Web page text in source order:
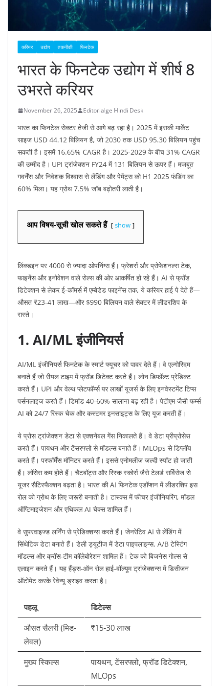
करियर उद्योग तकनीकी फिनटेक
भारत के फिनटेक उद्योग में शीर्ष 8
उभरते करियर
November 26, 2025 Editorialge Hindi Desk
भारत का फिनटेक सेक्टर तेजी से आगे बढ़ रहा है। 2025 में इसकी मार्केट
साइज USD 44.12 बिलियन है, जो 2030 तक USD 95.30 बिलियन पहुंच
सकती है। इसमें 16.65% CAGR है। 2025-2029 के बीच 31% CAGR
की उम्मीद है। UPI ट्रांजेक्शन FY24 में 131 बिलियन से ऊपर हैं। मजबूत
गवर्नेंस और निवेशक विश्वास से लेंडिंग और पेमेंट्स को H1 2025 फंडिंग का
60% मिला। यह ग्रोथ 7.5% जॉब बढ़ोतरी लाती है।
आप विषय-सूची खोल सकते हैं show
लिंक्डइन पर 4000 से ज्यादा ओपनिंग्स हैं। फ्रेशर्स और प्रोफेशनल्स टेक,
फाइनेंस और इनोवेशन वाले रोल्स की ओर आकर्षित हो रहे हैं। AI से फ्रॉड
डिटेक्शन से लेकर ई-कॉमर्स में एम्बेडेड फाइनेंस तक, ये करियर हाई पे देते हैं—
औसत ₹23-41 लाख—और $990 बिलियन वाले सेक्टर में लीडरशिप के
रास्ते।​
1. AI/ML इंजीनियर्स
AI/ML इंजीनियर्स फिनटेक के स्मार्ट फ्यूचर को पावर देते हैं। वे एल्गोरिदम
बनाते हैं जो रीयल टाइम में फ्रॉड डिटेक्ट करते हैं। लोन डिफॉल्ट प्रेडिक्ट
करते हैं। UPI और वेल्थ प्लेटफॉर्म्स पर लाखों यूजर्स के लिए इनवेस्टमेंट टिप्स
पर्सनलाइज करते हैं। डिमांड 40-60% सालाना बढ़ रही है। पेटीएम जैसी फर्म्स
AI को 24/7 रिस्क चेक और कस्टमर इनसाइट्स के लिए यूज करती हैं।​
ये प्रोस ट्रांजेक्शन डेटा से एक्शनेबल गेंस निकालते हैं। वे डेटा प्रीप्रोसेस
करते हैं। पायथन और टेंसरफ्लो से मॉडल्स बनाते हैं। MLOps से डिप्लॉय
करते हैं। परफॉर्मेंस मॉनिटर करते हैं। इससे एनोमलीज जल्दी स्पॉट हो जाती
हैं। लॉसेस कम होते हैं। चैटबॉट्स और रिस्क स्कोर्स जैसे टेलर्ड सर्विसेज से
यूजर सैटिस्फैक्शन बढ़ता है। भारत की AI फिनटेक एडॉप्शन में लीडरशिप इस
रोल को ग्रोथ के लिए जरूरी बनाती है। टास्क्स में फीचर इंजीनियरिंग, मॉडल
ऑप्टिमाइजेशन और एथिकल AI चेक्स शामिल हैं।​
वे सुपरवाइज्ड लर्निंग से प्रेडिक्शन्स करते हैं। जेनरेटिव AI से लेंडिंग में
सिंथेटिक डेटा बनाते हैं। डेली ड्यूटीज में डेटा पाइपलाइन्स, A/B टेस्टिंग
मॉडल्स और क्रॉस-टीम कॉलेबोरेशन शामिल हैं। टेक को बिजनेस गोल्स से
एलाइन करते हैं। यह हैंड्स-ऑन रोल हाई-वॉल्यूम ट्रांजेक्शन्स में डिसीजन
ऑटोमेट करके रेवेन्यू ड्राइव करता है।​
पहलू
डिटेल्स
औसत सैलरी (मिड-
लेवल)
₹15-30 लाख ​
मुख्य स्किल्स
पायथन, टेंसरफ्लो, फ्रॉड डिटेक्शन,
MLOps ​